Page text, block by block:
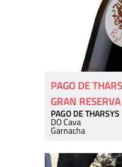
PAGO DE
GRAN RESERVA
PAGO DE THARSYS
DO Cava
Garnacha